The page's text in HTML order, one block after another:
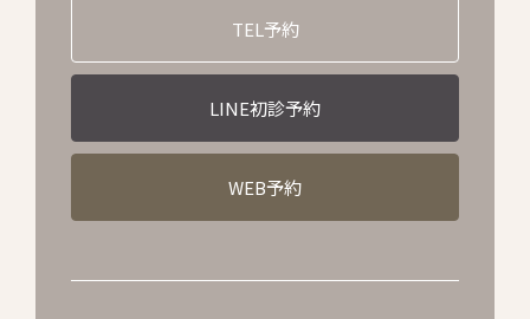
TEL予約
LINE初診予約
WEB予約